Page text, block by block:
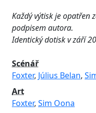
Každý výtisk je opatřen
podpisem autora.
Identický dotisk v září
Scénář
Foxter, Július Belan,
Art
Foxter, Sim Oona